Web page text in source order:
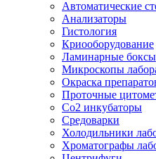
Автоматические
Анализаторы
Гистология
Криооборудование
Ламинарные боксы
Микроскопы
Окраска
Проточные
Со2 инкубаторы
Средоварки
Холодильники
Хроматографы